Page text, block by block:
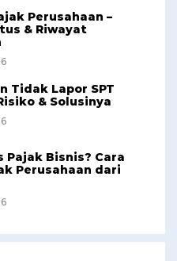
Perusahaan –
& Riwayat
Tidak Lapor SPT
& Solusinya
Pajak Bisnis? Cara
Perusahaan dari